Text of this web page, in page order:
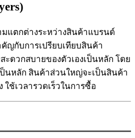
แตกต่างระหว่างสินค้าแบรนด์
ญกับการเปรียบเทียบสินค้า
ะดวกสบายของตัวเองเป็นหลัก โดย
นหลัก สินค้าส่วนใหญ่จะเป็นสินค้า
ช้เวลารวดเร็วในการซื้อ